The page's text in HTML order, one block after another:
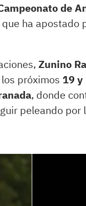
de
ha apostado
Zunino
próximos 19
, donde
peleando por